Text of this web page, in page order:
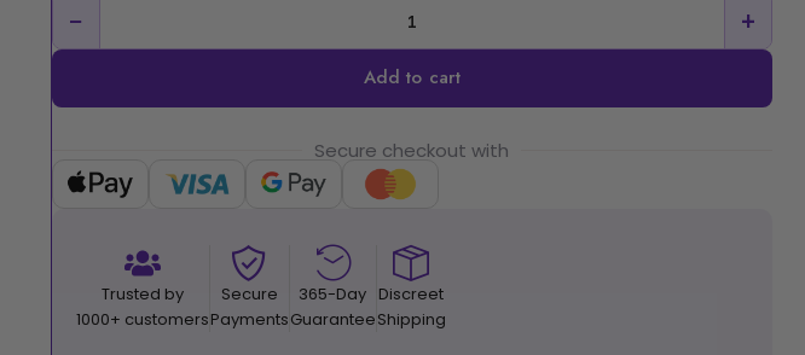
− +
Add to cart
Secure checkout with
Trusted by
1000+ customers
Secure
Payments
365-Day
Guarantee
Discreet
Shipping